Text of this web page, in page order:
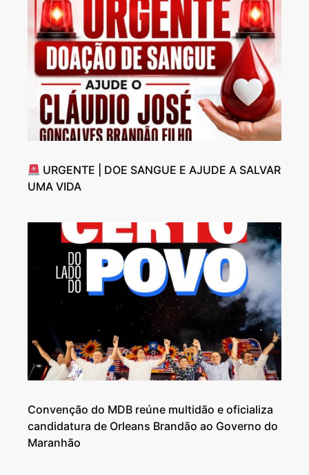
URGENTE | DOE SANGUE E AJUDE A SALVAR
UMA VIDA
Convenção do MDB reúne multidão e oficializa
candidatura de Orleans Brandão ao Governo do
Maranhão